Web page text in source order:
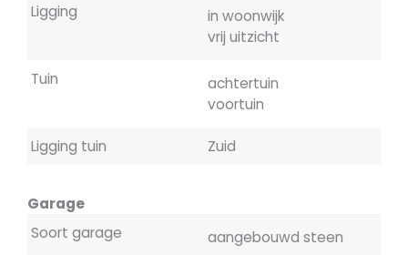
Ligging
in woonwijk
vrij uitzicht
Tuin
achtertuin
voortuin
Ligging tuin Zuid
Garage
Soort garage
aangebouwd steen